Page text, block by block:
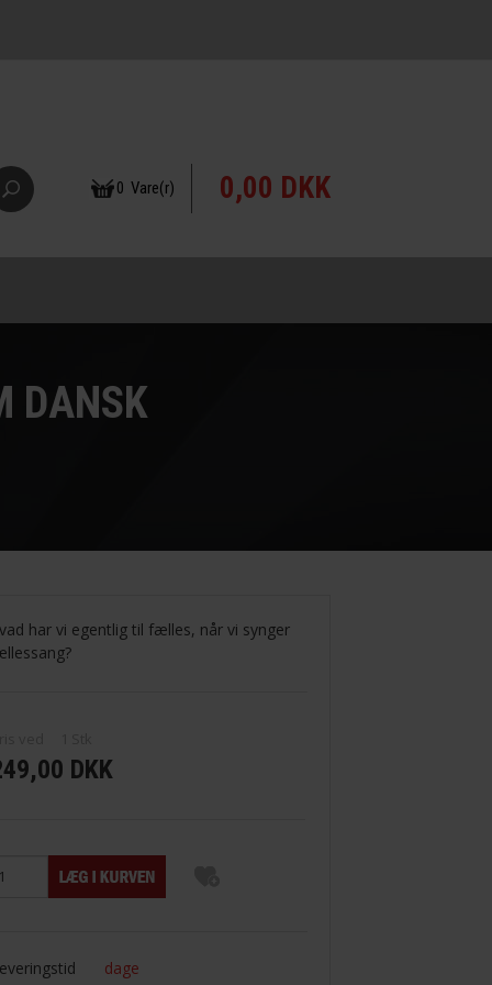
0 Vare(r) 0,00 DKK
DANSK
har vi egentlig til fælles, når vi synger
DKK
dage